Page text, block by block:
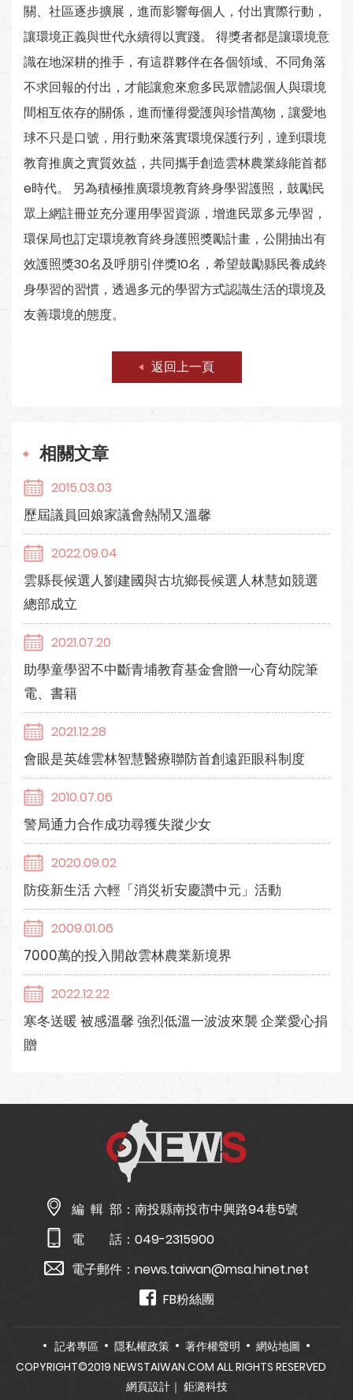
關、社區逐步擴展，進而影響每個人，付出實際行動，
讓環境正義與世代永續得以實踐。 得獎者都是讓環境意
識在地深耕的推手，有這群夥伴在各個領域、不同角落
不求回報的付出，才能讓愈來愈多民眾體認個人與環境
間相互依存的關係，進而懂得愛護與珍惜萬物，讓愛地
球不只是口號，用行動來落實環境保護行列，達到環境
教育推廣之實質效益，共同攜手創造雲林農業綠能首都
e時代。 另為積極推廣環境教育終身學習護照，鼓勵民
眾上網註冊並充分運用學習資源，增進民眾多元學習，
環保局也訂定環境教育終身護照獎勵計畫，公開抽出有
效護照獎30名及呼朋引伴獎10名，希望鼓勵縣民養成終
身學習的習慣，透過多元的學習方式認識生活的環境及
友善環境的態度。
返回上一頁
相關文章
2015.03.03
歷屆議員回娘家議會熱鬧又溫馨
2022.09.04
雲縣長候選人劉建國與古坑鄉長候選人林慧如競選
總部成立
2021.07.20
助學童學習不中斷青埔教育基金會贈一心育幼院筆
電、書籍
2021.12.28
會眼是英雄雲林智慧醫療聯防首創遠距眼科制度
2010.07.06
警局通力合作成功尋獲失蹤少女
2020.09.02
防疫新生活 六輕「消災祈安慶讚中元」活動
2009.01.06
7000萬的投入開啟雲林農業新境界
2022.12.22
寒冬送暖 被感溫馨 強烈低溫一波波來襲 企業愛心捐
贈
編 輯 部： 南投縣南投市中興路94巷5號
電 話： 049-2315900
電子郵件： news.taiwan@msa.hinet.net
FB粉絲團
記者專區 隱私權政策 著作權聲明
網站地圖
COPYRIGHT©2019 NEWSTAIWAN.COM ALL RIGHTS RESERVED
網頁設計｜ 鉅潞科技